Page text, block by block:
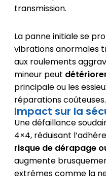
transmission.
La panne initiale se
vibrations anormales
aux roulements
mineur peut
principale ou les
réparations coûteuses.
Impact sur la
Une défaillance
4×4, réduisant
risque de dérapage
augmente
extrêmes comme la